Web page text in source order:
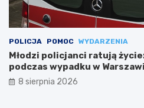
POLICJA POMOC WYDARZENIA
Młodzi policjanci ratują
podczas wypadku w
8 sierpnia 2026